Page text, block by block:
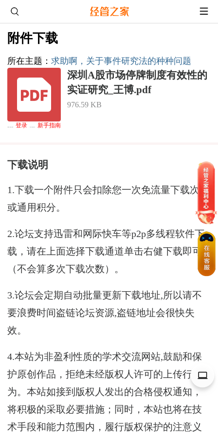
附件下载
所在主题 ： 求助啊，关于事件研究法的种种问题
深圳A股市场停牌制度有效性的
实证研究_王博.pdf
976.59 KB
登录 新手指南
下载说明
1.下载一个附件只会扣除您一次免流量下载次数
或通用积分。
2.论坛支持迅雷和网际快车等p2p多线程软件下
载，请在上面选择下载通道单击右健下载即可
（不会算多次下载次数）。
3.论坛会定期自动批量更新下载地址,所以请不
要浪费时间盗链论坛资源,盗链地址会很快失
效。
4.本站为非盈利性质的学术交流网站,鼓励和保
护原创作品，拒绝未经版权人许可的上传行
为。本站如接到版权人发出的合格侵权通知，
将积极的采取必要措施；同时，本站也将在技
术手段和能力范围内，履行版权保护的注意义